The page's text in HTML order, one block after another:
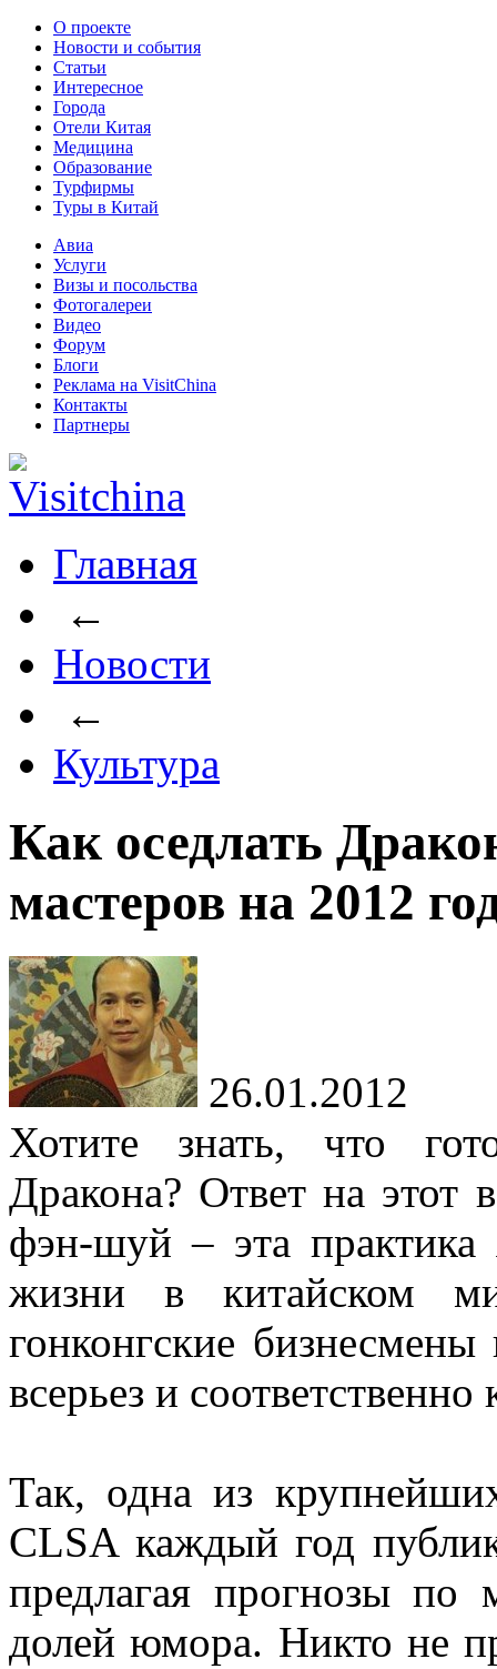
О проекте
Новости и события
Статьи
Интересное
Города
Отели Китая
Медицина
Образование
Турфирмы
Туры в Китай
Авиа
Услуги
Визы и посольства
Фотогалереи
Видео
Форум
Блоги
Реклама на VisitChina
Контакты
Партнеры
Главная
←
Новости
←
Культура
Как оседлать
мастеров на 2012
26.01.2012
Хотите знать, что
Дракона? Ответ на этот
фэн-шуй – эта практика
жизни в китайском
гонконгские
всерьез и
Так, одна из
CLSA каждый год
предлагая прогнозы
долей юмора. Никто не